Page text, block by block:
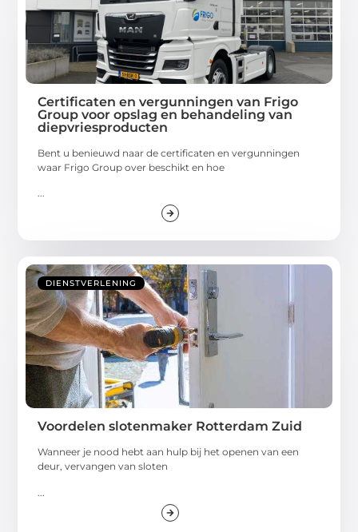
Certificaten en vergunningen van Frigo
Group voor opslag en behandeling van
diepvriesproducten
Bent u benieuwd naar de certificaten en vergunningen
waar Frigo Group over beschikt en hoe
...
DIENSTVERLENING
Voordelen slotenmaker Rotterdam Zuid
Wanneer je nood hebt aan hulp bij het openen van een
deur, vervangen van sloten